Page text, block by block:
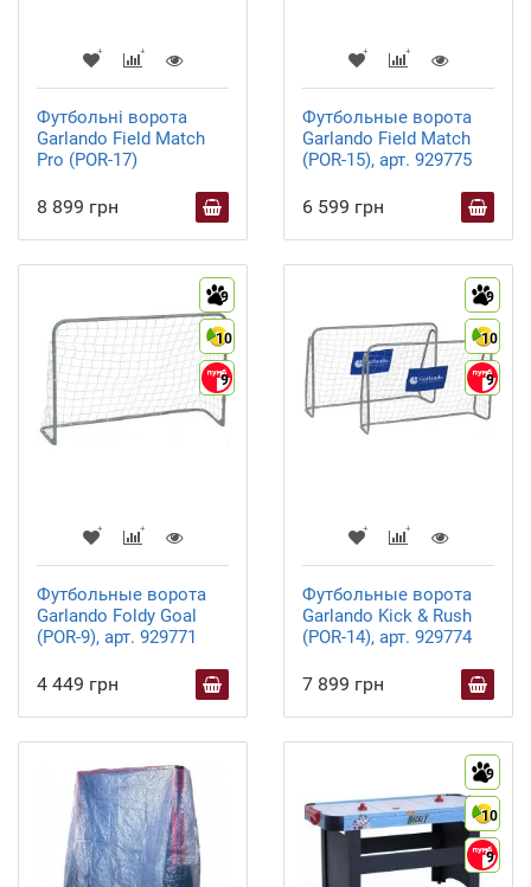
Футбольні ворота
Garlando Field Match
Pro (POR-17)
8 899 грн
Футбольные ворота
Garlando Field Match
(POR-15), арт. 929775
6 599 грн
9
10
9
Футбольные ворота
Garlando Foldy Goal
(POR-9), арт. 929771
4 449 грн
9
10
9
Футбольные ворота
Garlando Kick & Rush
(POR-14), арт. 929774
7 899 грн
9
10
9